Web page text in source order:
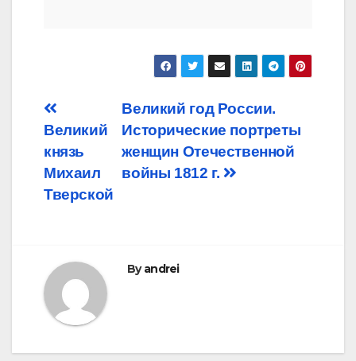
Post
navigation
Великий год России.
Исторические портреты
женщин Отечественной
войны 1812 г.
Великий
князь
Михаил
Тверской
Byandrei